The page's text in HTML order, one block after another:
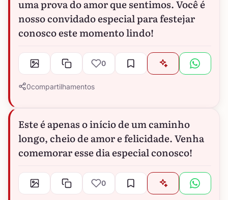
uma prova do amor que sentimos. Você é
nosso convidado especial para festejar
conosco este momento lindo!
0
0compartilhamentos
Este é apenas o início de um caminho
longo, cheio de amor e felicidade. Venha
comemorar esse dia especial conosco!
0